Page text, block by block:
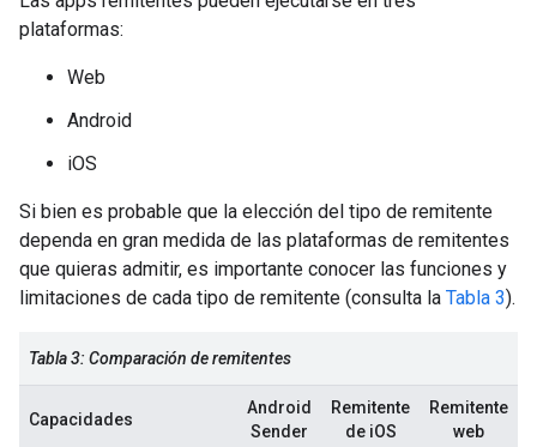
plataformas:
Web
Android
iOS
Si bien es probable que la elección del tipo de remitente
dependa en gran medida de las plataformas de remitentes
que quieras admitir, es importante conocer las funciones y
limitaciones de cada tipo de remitente (consulta la Tabla 3).
Tabla 3: Comparación de remitentes
Capacidades
Android
Sender
Remitente
de iOS
Remitente
web